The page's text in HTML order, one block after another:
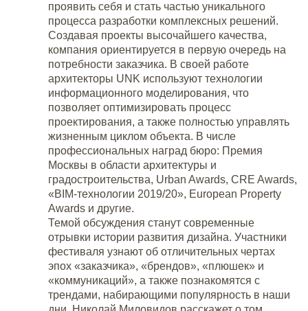
проявить себя и стать частью уникального
процесса разработки комплексных решений.
Создавая проекты высочайшего качества,
компания ориентируется в первую очередь на
потребности заказчика. В своей работе
архитекторы UNK используют технологии
информационного моделирования, что
позволяет оптимизировать процесс
проектирования, а также полностью управлять
жизненным циклом объекта. В числе
профессиональных наград бюро: Премия
Москвы в области архитектуры и
градостроительства, Urban Awards, CRE Awards,
«BIM-технологии 2019/20», European Property
Awards и другие.
Темой обсуждения станут современные
отрывки истории развития дизайна. Участники
фестиваля узнают об отличительных чертах
эпох «заказчика», «брендов», «плюшек» и
«коммуникаций», а также познакомятся с
трендами, набирающими популярность в наши